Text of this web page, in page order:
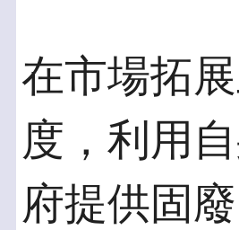
在市場拓
度，利用
府提供固